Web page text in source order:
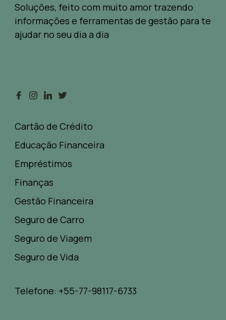
Soluções, feito com muito amor trazendo
informações e ferramentas de gestão para te
ajudar no seu dia a dia
Cartão de Crédito
Educação Financeira
Empréstimos
Finanças
Gestão Financeira
Seguro de Carro
Seguro de Viagem
Seguro de Vida
Telefone: +55-77-98117-6733